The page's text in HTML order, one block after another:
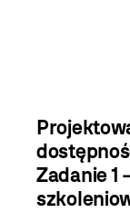
Zadanie 1